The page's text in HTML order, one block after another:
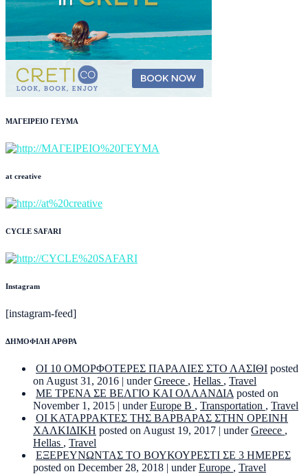
ΜΑΓΕΙΡΕΙΟ ΓΕΥΜΑ
at creative
CYCLE SAFARI
Instagram
[instagram-feed]
ΔΗΜΟΦΙΛΗ ΑΡΘΡΑ
ΟΙ 10 ΟΜΟΡΦΟΤΕΡΕΣ ΠΑΡΑΛΙΕΣ ΣΤΟ ΛΑΣΙΘΙ posted
on August 31, 2016 | underGreece , Hellas , Travel
ΜΕ ΤΡΕΝΑ ΣΕ ΒΕΛΓΙΟ ΚΑΙ ΟΛΛΑΝΔΙΑ posted on
November 1, 2015 | underEurope B , Transportation , Travel
ΟΙ ΚΑΤΑΡΡΑΚΤΕΣ ΤΗΣ ΒΑΡΒΑΡΑΣ ΣΤΗΝ ΟΡΕΙΝΗ
ΧΑΛΚΙΔΙΚΗ posted on August 19, 2017 | underGreece ,
Hellas , Travel
ΕΞΕΡΕΥΝΩΝΤΑΣ ΤΟ ΒΟΥΚΟΥΡΕΣΤΙ ΣΕ 3 ΗΜΕΡΕΣ
posted on December 28, 2018 | underEurope , Travel